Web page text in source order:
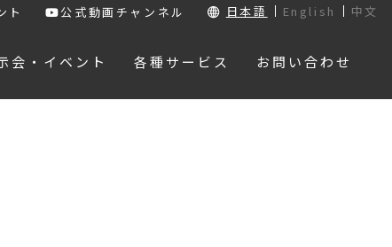
ト 公式動画チャンネル 日本語 English 中文
会・イベント 各種サービス お問い合わせ